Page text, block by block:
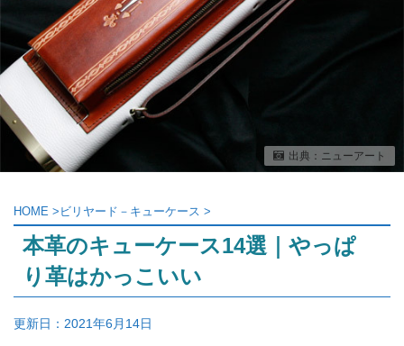
出典：ニューアート
HOME > ビリヤード－キューケース >
本革のキューケース14選｜やっぱ
り革はかっこいい
更新日： 2021年6月14日